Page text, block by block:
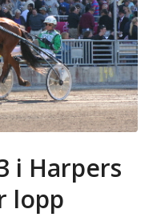
i Harpers
lopp